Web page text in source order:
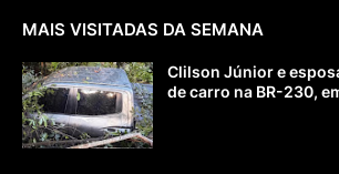
MAIS VISITADAS DA SEMANA
Clilson Júnior e
de carro na BR-230,